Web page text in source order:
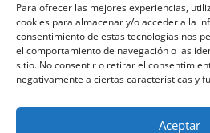
Para ofrecer las mejores experiencias,
cookies para almacenar y/o acceder a la
consentimiento de estas tecnologías nos
el comportamiento de navegación o las
sitio. No consentir o retirar el
negativamente a ciertas características y
Aceptar
Cookies